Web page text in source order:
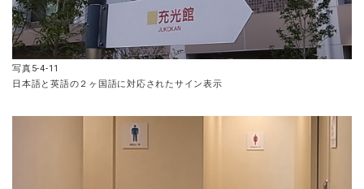
写真5-4-11
日本語と英語の２ヶ国語に対応されたサイン表示